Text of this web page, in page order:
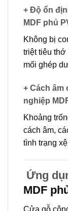
+ Độ ổn
MDF phủ
Không bị
triệt tiêu
mối ghép
+ Cách âm
nghiệp
Khoảng
cách âm,
tình trạng
Ứng
MDF
Cửa gỗ